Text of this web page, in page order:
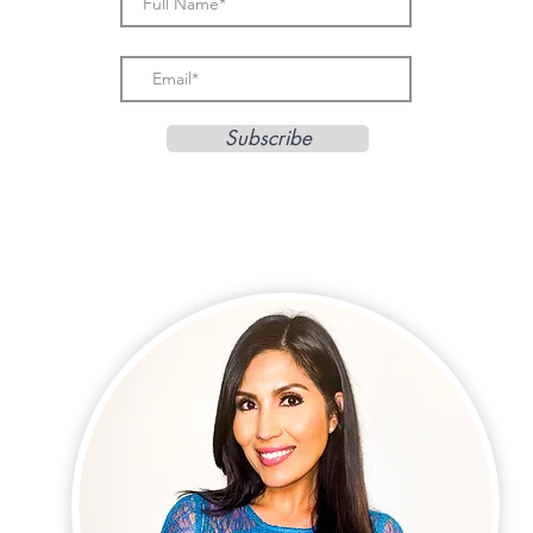
Subscribe